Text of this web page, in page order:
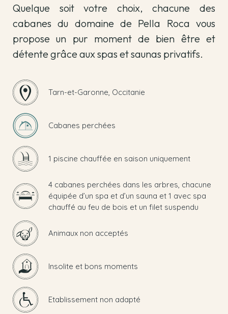
Quelque soit votre choix, chacune des
cabanes du domaine de Pella Roca vous
propose un pur moment de bien être et
détente grâce aux spas et saunas privatifs.
Tarn-et-Garonne, Occitanie
Cabanes perchées
1 piscine chauffée en saison uniquement
4 cabanes perchées dans les arbres, chacune
équipée d’un spa et d’un sauna et 1 avec spa
chauffé au feu de bois et un filet suspendu
Animaux non acceptés
Insolite et bons moments
Etablissement non adapté